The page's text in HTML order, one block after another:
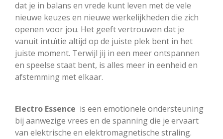
dat je in balans en vrede kunt leven met de vele
nieuwe keuzes en nieuwe werkelijkheden die zich
openen voor jou. Het geeft vertrouwen dat je
vanuit intuïtie altijd op de juiste plek bent in het
juiste moment. Terwijl jij in een meer ontspannen
en speelse staat bent, is alles meer in eenheid en
afstemming met elkaar.
Electro Essence is een emotionele ondersteuning
bij aanwezige vrees en de spanning die je ervaart
van elektrische en elektromagnetische straling.